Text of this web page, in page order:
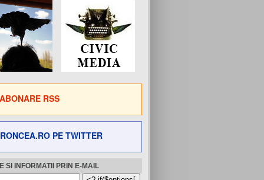
ABONARE RSS
RONCEA.RO PE TWITTER
SI INFORMATII PRIN E-MAIL